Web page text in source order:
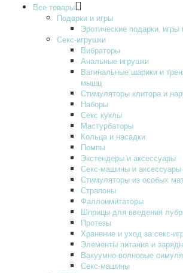
Все товары
Подарки и игры
Эротические подарки‚
Секс-игрушки
Вибраторы
Анальные игрушки
Вагинальные шарики и
мышц
Стимуляторы клитора и
Наборы
Секс куклы
Мастурбаторы
Кольца и насадки
Помпы
Экстендеры и аксессуары
Секс-машины и
Стимуляторы из особых
Страпоны
Фаллоимитаторы
Шприцы для введения
Протезы
Хранение и уход за секс-
Элементы питания и
Вакуумно-волновые
Секс-машины